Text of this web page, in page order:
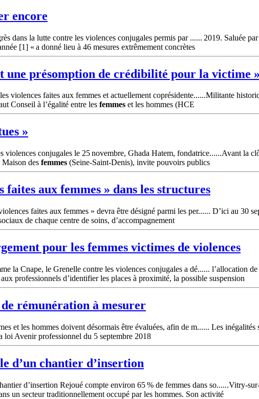
encore
dans la lutte contre les violences conjugales permis par ...... 2019. Saluée
[1] « a donné lieu à 46 mesures extrêmement concrètes
une présomption de crédibilité pour la victime »
violences faites aux femmes et actuellement coprésidente......Militante
Conseil à l’égalité entre les femmes et les hommes (HCE
»
conjugales le 25 novembre, Ghada Hatem, fondatrice......Avant la
des femmes (Seine-Saint-Denis), invite pouvoirs publics
faites aux femmes » dans les structures
faites aux femmes » devra être désigné parmi les per...... D’ici au 30
de chaque centre de soins, d’accompagnement
pour les femmes victimes de violences
la Cnape, le Grenelle contre les violences conjugales a dé...... l’allocation
professionnels d’identifier les places à proximité, la possible suspension
rémunération à mesurer
et les hommes doivent désormais être évaluées, afin de m...... Les inégalités
loi Avenir professionnel du 5 septembre 2018
d’un chantier d’insertion
d’insertion Rejoué compte environ 65 % de femmes dans so......Vitry-
un secteur traditionnellement occupé par les hommes. Son activité